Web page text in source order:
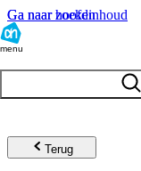
Ga naar hoofdinhoud
Ga naar zoeken
menu
Terug